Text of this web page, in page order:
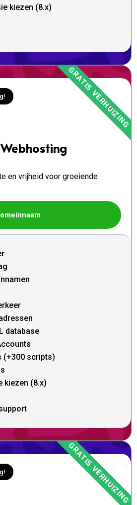
kiezen (8.x)
en vrijheid voor groeiende
database
(+300 scripts)
kiezen (8.x)